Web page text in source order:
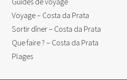
Voyage – Costa da Prata
Sortir dîner – Costa da Prata
Que faire ? – Costa da Prata
Plages